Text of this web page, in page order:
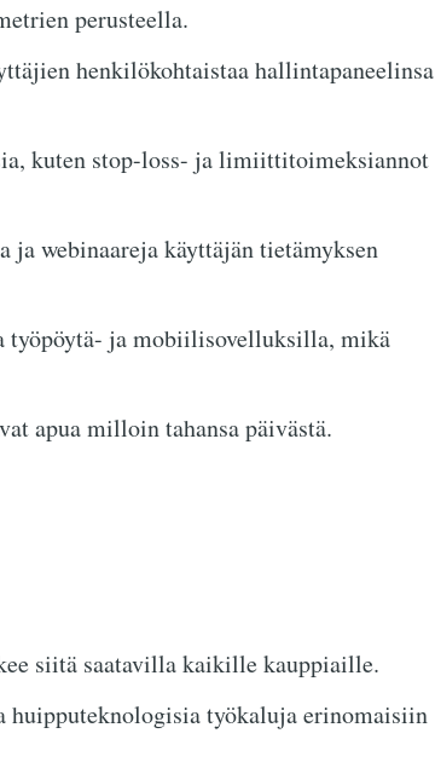
perusteella.
henkilökohtaistaa hallintapaneelinsa
kuten stop-loss- ja limiittitoimeksiannot
ja webinaareja käyttäjän tietämyksen
työpöytä- ja mobiilisovelluksilla, mikä
apua milloin tahansa päivästä.
siitä saatavilla kaikille kauppiaille.
huipputeknologisia työkaluja erinomaisiin